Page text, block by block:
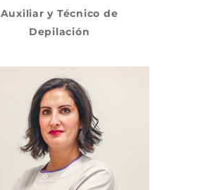
Auxiliar y Técnico de
Depilación